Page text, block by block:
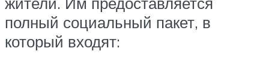
полный социальный пакет, в
который входят: